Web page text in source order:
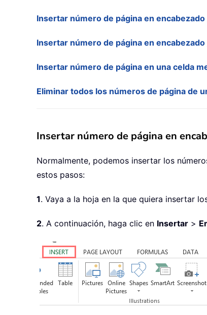
Insertar número de página en
Insertar número de página en
Insertar número de página en una celda
Eliminar todos los números de página de
Insertar número de página en
Normalmente, podemos insertar los
estos pasos:
1. Vaya a la hoja en la que quiera insertar
2. A continuación, haga clic en Insertar >